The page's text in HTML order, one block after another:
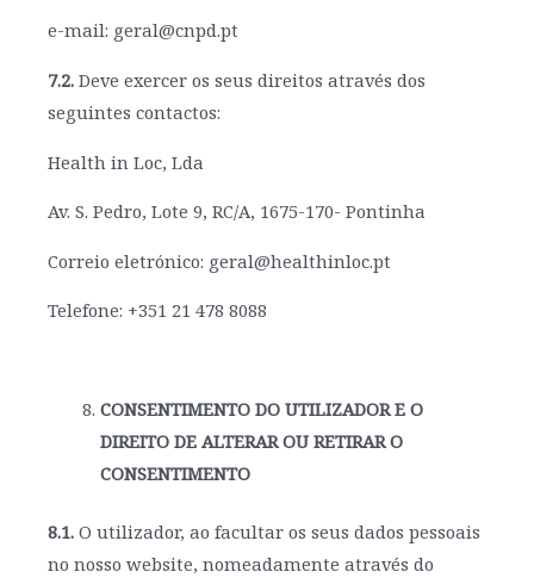
e-mail: geral@cnpd.pt
7.2. Deve exercer os seus direitos através dos
seguintes contactos:
Health in Loc, Lda
Av. S. Pedro, Lote 9, RC/A, 1675-170- Pontinha
Correio eletrónico: geral@healthinloc.pt
Telefone: +351 21 478 8088
CONSENTIMENTO DO UTILIZADOR E O
DIREITO DE ALTERAR OU RETIRAR O
CONSENTIMENTO
8.1. O utilizador, ao facultar os seus dados pessoais
no nosso website, nomeadamente através do